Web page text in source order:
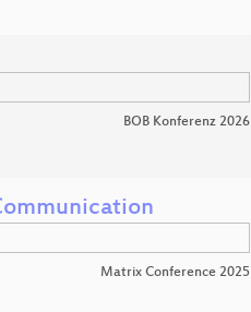
BOB Konferenz 2026
Matrix Conference 2025